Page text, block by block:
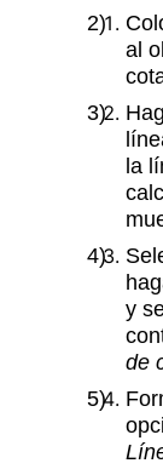
al
la
y
de